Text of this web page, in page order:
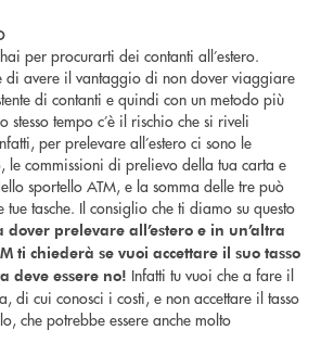
per procurarti dei contanti all’estero.
di avere il vantaggio di non dover viaggiare
di contanti e quindi con un metodo più
tempo c’è il rischio che si riveli
per prelevare all’estero ci sono le
le commissioni di prelievo della tua carta e
sportello ATM, e la somma delle tre può
tue tasche. Il consiglio che ti diamo su questo
dover prelevare all’estero e in un’altra
ti chiederà se vuoi accettare il suo tasso
deve essere no! Infatti tu vuoi che a fare il
di cui conosci i costi, e non accettare il tasso
che potrebbe essere anche molto